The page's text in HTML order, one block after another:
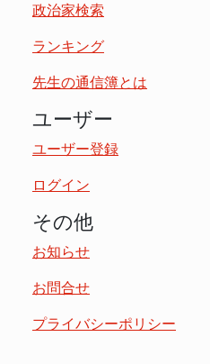
政治家検索
ランキング
先生の通信簿とは
ユーザー
ユーザー登録
ログイン
その他
お知らせ
お問合せ
プライバシーポリシー